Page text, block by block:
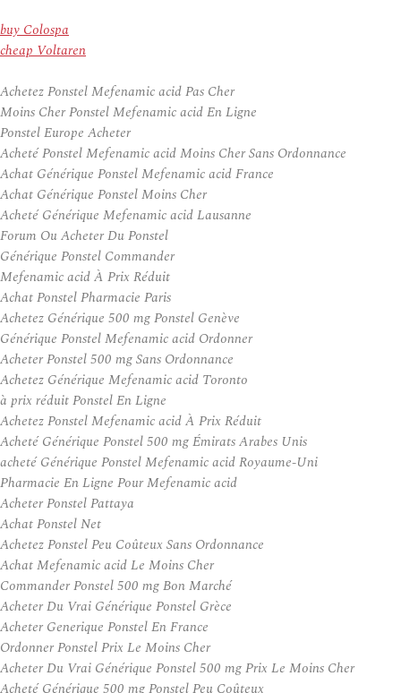
buy Colospa
cheap Voltaren
Achetez Ponstel Mefenamic acid Pas Cher
Moins Cher Ponstel Mefenamic acid En Ligne
Ponstel Europe Acheter
Acheté Ponstel Mefenamic acid Moins Cher Sans Ordonnance
Achat Générique Ponstel Mefenamic acid France
Achat Générique Ponstel Moins Cher
Acheté Générique Mefenamic acid Lausanne
Forum Ou Acheter Du Ponstel
Générique Ponstel Commander
Mefenamic acid À Prix Réduit
Achat Ponstel Pharmacie Paris
Achetez Générique 500 mg Ponstel Genève
Générique Ponstel Mefenamic acid Ordonner
Acheter Ponstel 500 mg Sans Ordonnance
Achetez Générique Mefenamic acid Toronto
à prix réduit Ponstel En Ligne
Achetez Ponstel Mefenamic acid À Prix Réduit
Acheté Générique Ponstel 500 mg Émirats Arabes Unis
acheté Générique Ponstel Mefenamic acid Royaume-Uni
Pharmacie En Ligne Pour Mefenamic acid
Acheter Ponstel Pattaya
Achat Ponstel Net
Achetez Ponstel Peu Coûteux Sans Ordonnance
Achat Mefenamic acid Le Moins Cher
Commander Ponstel 500 mg Bon Marché
Acheter Du Vrai Générique Ponstel Grèce
Acheter Generique Ponstel En France
Ordonner Ponstel Prix Le Moins Cher
Acheter Du Vrai Générique Ponstel 500 mg Prix Le Moins Cher